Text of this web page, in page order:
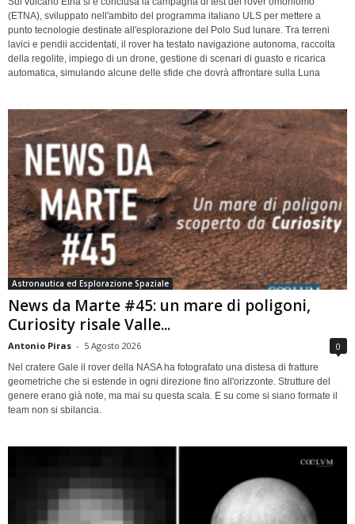
(ETNA), sviluppato nell'ambito del programma italiano ULS per mettere a
punto tecnologie destinate all'esplorazione del Polo Sud lunare. Tra terreni
lavici e pendii accidentati, il rover ha testato navigazione autonoma, raccolta
della regolite, impiego di un drone, gestione di scenari di guasto e ricarica
automatica, simulando alcune delle sfide che dovrà affrontare sulla Luna
Astronautica ed Esplorazione Spaziale
News da Marte #45: un mare di poligoni,
Curiosity risale Valle...
Antonio Piras - 5 Agosto 2026 0
Nel cratere Gale il rover della NASA ha fotografato una distesa di fratture
geometriche che si estende in ogni direzione fino all'orizzonte. Strutture del
genere erano già note, ma mai su questa scala. E su come si siano formate il
team non si sbilancia.